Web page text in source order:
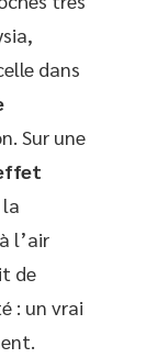
dans
Sur une
l’air
de
: un vrai